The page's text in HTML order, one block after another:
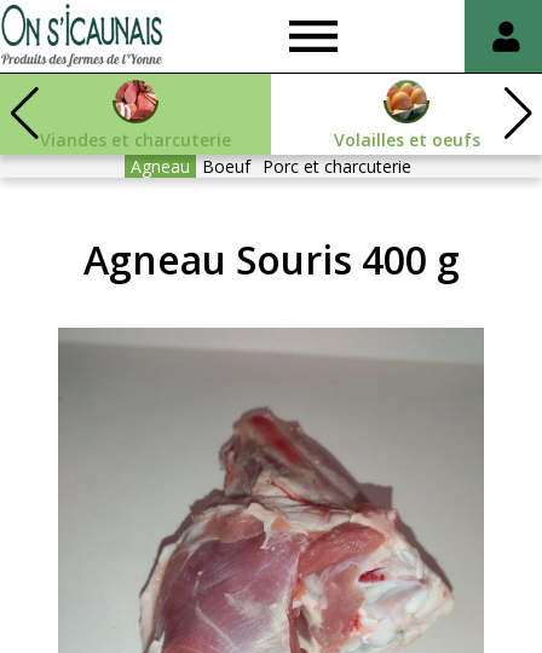
Viandes et charcuterie
Volailles et oeufs
Agneau Boeuf Porc et charcuterie
Agneau Souris 400 g